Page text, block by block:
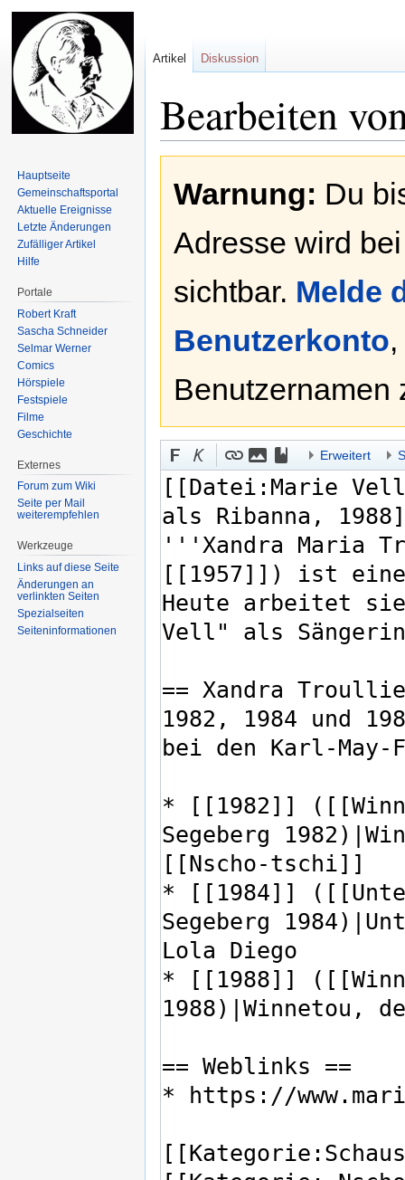
Bearbeiten
Navigation
springen
Suche
springen
Warnung: Du
Adresse wird
sichtbar. Melde
Benutzerkonto
Benutzernamen
Erweitert
Artikel Diskussion
Hauptseite
Gemeinschafts­portal
Aktuelle Ereignisse
Letzte Änderungen
Zufälliger Artikel
Hilfe
Portale
Robert Kraft
Sascha Schneider
Selmar Werner
Comics
Hörspiele
Festspiele
Filme
Geschichte
Externes
Forum zum Wiki
Seite per Mail
weiterempfehlen
Werkzeuge
Links auf diese Seite
Änderungen an
verlinkten Seiten
Spezialseiten
Seiten­informationen